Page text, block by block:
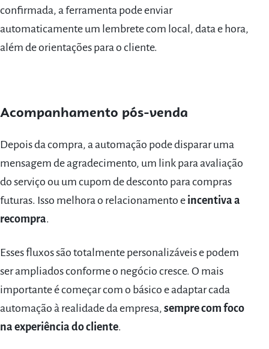
confirmada, a ferramenta pode enviar
automaticamente um lembrete com local, data e hora,
além de orientações para o cliente.
Acompanhamento pós-venda
Depois da compra, a automação pode disparar uma
mensagem de agradecimento, um link para avaliação
do serviço ou um cupom de desconto para compras
futuras. Isso melhora o relacionamento e incentiva a
recompra.
Esses fluxos são totalmente personalizáveis e podem
ser ampliados conforme o negócio cresce. O mais
importante é começar com o básico e adaptar cada
automação à realidade da empresa, sempre com foco
na experiência do cliente.